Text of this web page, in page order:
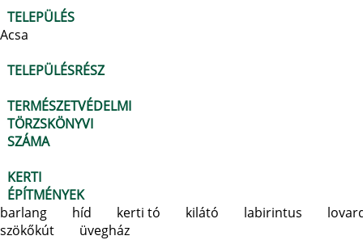
TELEPÜLÉS
Acsa
TELEPÜLÉSRÉSZ
TERMÉSZETVÉDELMI
TÖRZSKÖNYVI
SZÁMA
KERTI
ÉPÍTMÉNYEK
barlang
híd kerti tó kilátó labirintus
szökőkút
üvegház